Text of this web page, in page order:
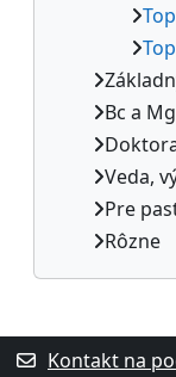
Bc a
Veda,
Pre
Rôzne
Kontakt na